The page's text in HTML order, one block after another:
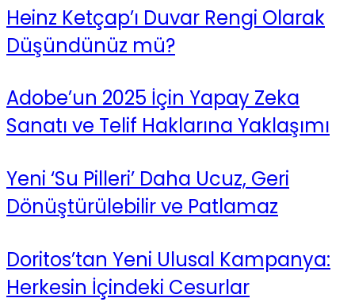
Heinz Ketçap’ı Duvar Rengi Olarak
Düşündünüz mü?
Adobe’un 2025 İçin Yapay Zeka
Sanatı ve Telif Haklarına Yaklaşımı
Yeni ‘Su Pilleri’ Daha Ucuz, Geri
Dönüştürülebilir ve Patlamaz
Doritos’tan Yeni Ulusal Kampanya:
Herkesin İçindeki Cesurlar